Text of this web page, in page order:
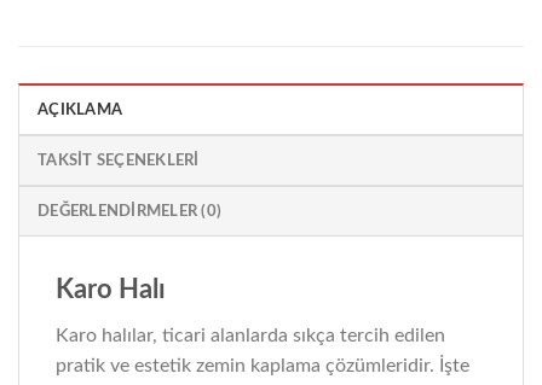
AÇIKLAMA
TAKSIT SEÇENEKLERI
DEĞERLENDIRMELER (0)
Karo Halı
Karo halılar, ticari alanlarda sıkça tercih edilen
pratik ve estetik zemin kaplama çözümleridir. İşte